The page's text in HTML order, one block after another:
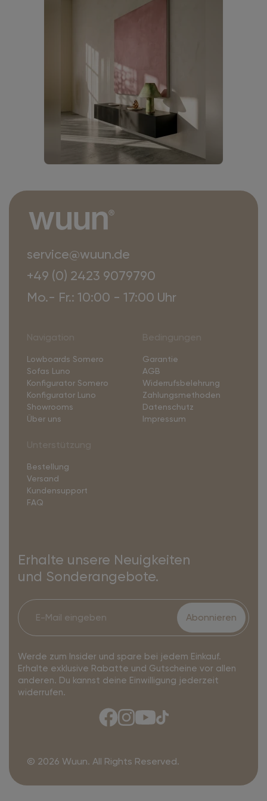
service@wuun.de
+49 (0) 2423 9079790
Mo.- Fr.: 10:00 - 17:00 Uhr
Lowboards Somero
Sofas Luno
Konfigurator Somero
Konfigurator Luno
Showrooms
Über uns
Garantie
AGB
Widerrufsbelehrung
Zahlungsmethoden
Datenschutz
Impressum
Bestellung
Versand
Kundensupport
FAQ
Erhalte unsere Neuigkeiten
und Sonderangebote.
Abonnieren
Werde zum Insider und spare bei jedem Einkauf.
Erhalte exklusive Rabatte und Gutscheine vor allen
anderen. Du kannst deine Einwilligung jederzeit
widerrufen.
© 2026 Wuun. All Rights Reserved.